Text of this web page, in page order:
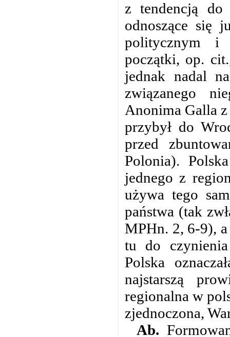
z tendencją do
odnoszące się
politycznym i
początki, op.
jednak nadal
związanego
Anonima Galla
przybył do
przed
Polonia).
jednego z
używa tego
państwa (tak
MPHn. 2, 6-9),
tu do
Polska
najstarszą
regionalna w
zjednoczona,
Ab.